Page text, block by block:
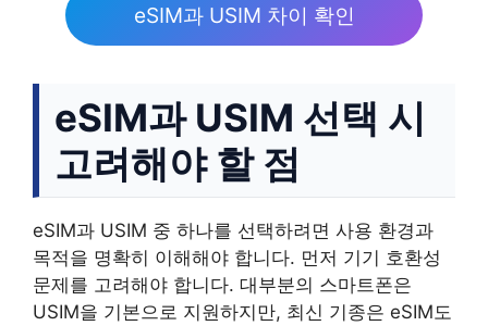
eSIM과 USIM 차이 확인
eSIM과 USIM 선택 시
고려해야 할 점
eSIM과 USIM 중 하나를 선택하려면 사용 환경과
목적을 명확히 이해해야 합니다. 먼저 기기 호환성
문제를 고려해야 합니다. 대부분의 스마트폰은
USIM을 기본으로 지원하지만, 최신 기종은 eSIM도